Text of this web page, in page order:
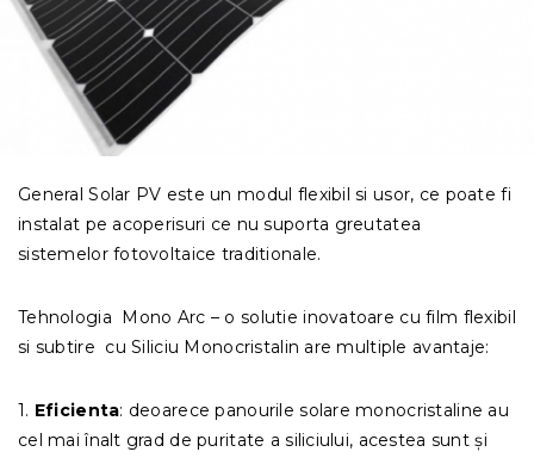
General Solar PV este un modul flexibil si usor, ce poate fi
instalat pe acoperisuri ce nu suporta greutatea
sistemelor fotovoltaice traditionale.
Tehnologia Mono Arc – o solutie inovatoare cu film flexibil
si subtire cu Siliciu Monocristalin are multiple avantaje:
1. Eficienta: deoarece panourile solare monocristaline au
cel mai înalt grad de puritate a siliciului, acestea sunt și